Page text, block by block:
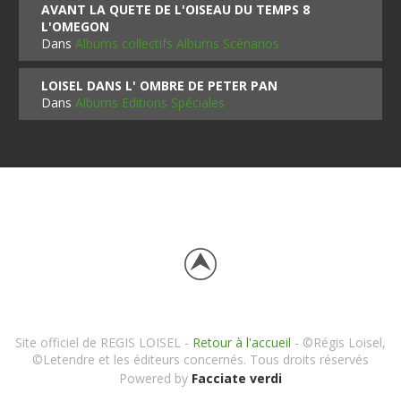
AVANT LA QUETE DE L'OISEAU DU TEMPS 8
L'OMEGON
DansAlbums collectifs Albums Scénarios
LOISEL DANS L' OMBRE DE PETER PAN
DansAlbums Editions Spéciales
Site officiel de REGIS LOISEL - Retour à l'accueil - ©Régis Loisel,
©Letendre et les éditeurs concernés. Tous droits réservés
Powered by Facciate verdi